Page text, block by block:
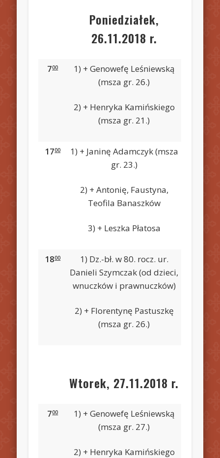
Poniedziałek,
26.11.2018 r.
700
1) + Genowefę Leśniewską
(msza gr. 26.)
2) + Henryka Kamińskiego
(msza gr. 21.)
1700
1) + Janinę Adamczyk (msza
gr. 23.)
2) + Antonię, Faustyna,
Teofila Banaszków
3) + Leszka Płatosa
1800
1) Dz.-bł. w 80. rocz. ur.
Danieli Szymczak (od dzieci,
wnuczków i prawnuczków)
2) + Florentynę Pastuszkę
(msza gr. 26.)
Wtorek, 27.11.2018 r.
700
1) + Genowefę Leśniewską
(msza gr. 27.)
2) + Henryka Kamińskiego